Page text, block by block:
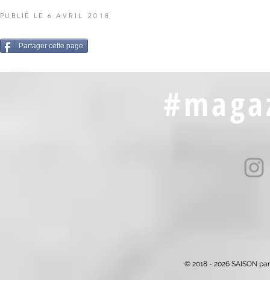
PUBLIÉ LE 6 AVRIL 2018
Partager cette page
© 2018 - 2026 SAISON